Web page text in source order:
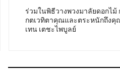
ร่วมในพิธีวางพวงมาลัยดอกไม้
กตเวทิตาคุณและตระหนักถึงคุ
เทน เตชะไพบูลย์